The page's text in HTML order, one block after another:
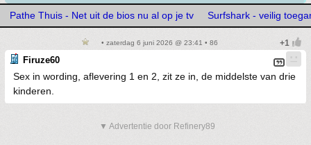
Pathe Thuis - Net uit de bios nu al op je tv Surfshark - veilig
• zaterdag 6 juni 2026 @ 23:41 • 86
Firuze60
Sex in wording, aflevering 1 en 2, zit ze in, de middelste van drie
kinderen.
▼ Advertentie door Refinery89